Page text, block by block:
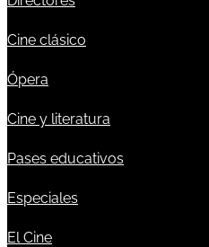
Cine clásico
Ópera
Cine y literatura
Pases educativos
Especiales
El Cine